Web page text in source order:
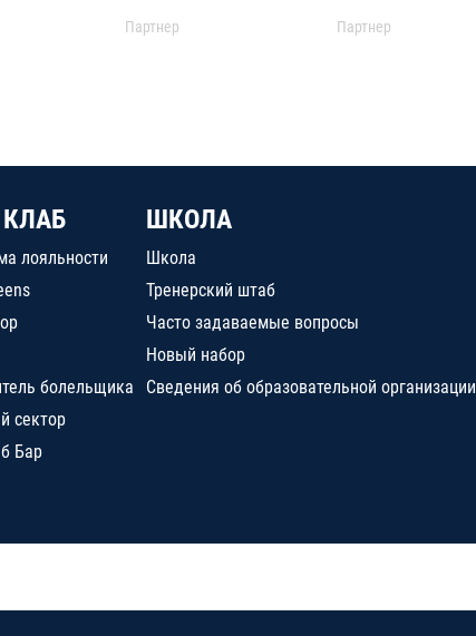
Партнер Партнер
лояльности
болельщика
сектор
Бар
ШКОЛА
Школа
Тренерский штаб
Часто задаваемые вопросы
Новый набор
Сведения об образовательной организации